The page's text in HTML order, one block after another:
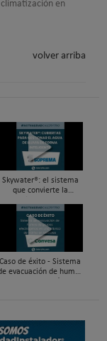
en
volver arriba
Skywater®: el sistema
que convierte la
infraestructura activa de
gestión del agua...
Caso de éxito - Sistema
evacuación de humos